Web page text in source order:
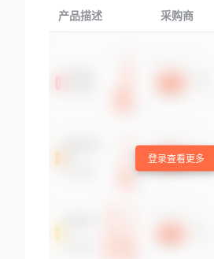
产品描述 采购商
登录查看更多